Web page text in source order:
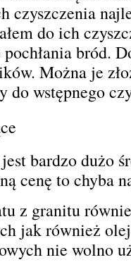
czyszczenia
do ich
bród.
Można je
do wstępnego
bardzo dużo
cenę to chyba
z granitu
jak również
nie wolno